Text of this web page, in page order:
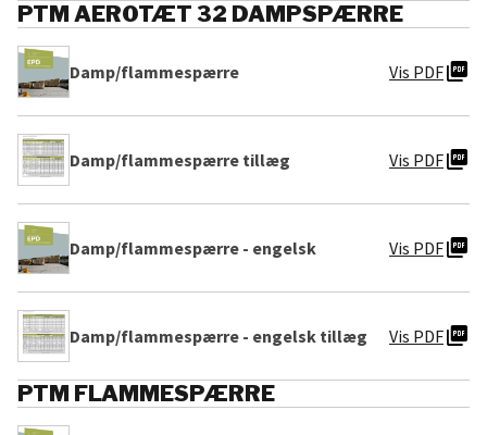
PTM AEROTÆT 32 DAMPSPÆRRE
Damp/flammespærre Vis PDFpicture_as_pdf
Damp/flammespærre tillæg Vis PDFpicture_as_pdf
Damp/flammespærre - engelsk Vis PDFpicture_as_pdf
Damp/flammespærre - engelsk tillæg Vis PDFpicture_as_pdf
PTM FLAMMESPÆRRE